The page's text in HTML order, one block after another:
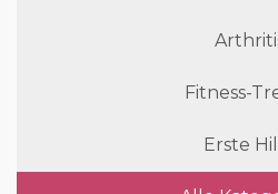
Fitness-
Erste